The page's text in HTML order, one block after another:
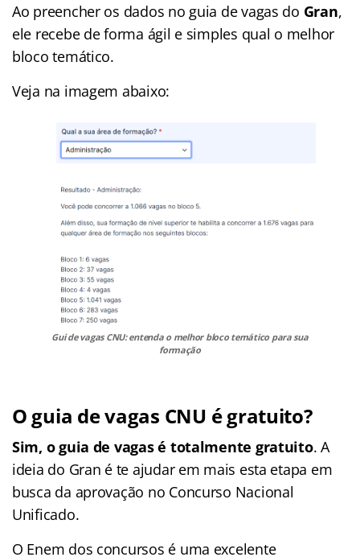
Ao preencher os dados no guia de vagas do Gran,
ele recebe de forma ágil e simples qual o melhor
bloco temático.
Veja na imagem abaixo:
Gui de vagas CNU: entenda o melhor bloco temático para sua
formação
O guia de vagas CNU é gratuito?
Sim, o guia de vagas é totalmente gratuito. A
ideia do Gran é te ajudar em mais esta etapa em
busca da aprovação no Concurso Nacional
Unificado.
O Enem dos concursos é uma excelente